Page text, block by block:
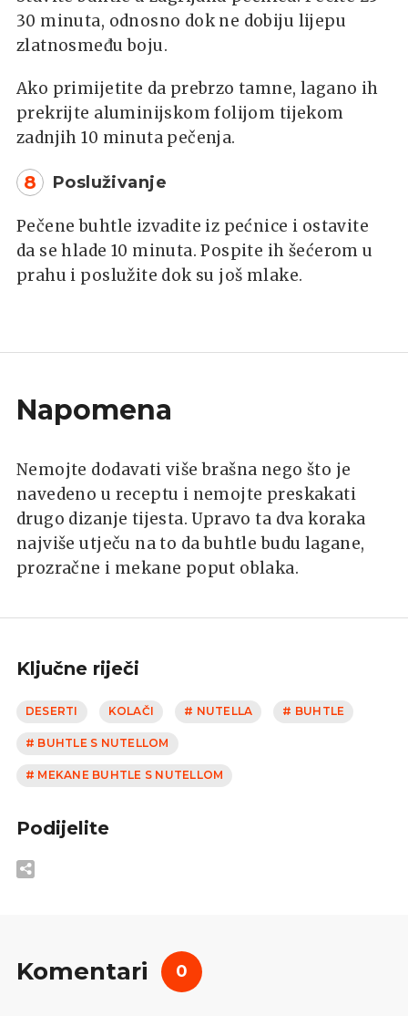
30 minuta, odnosno dok ne dobiju lijepu
zlatnosmeđu boju.
Ako primijetite da prebrzo tamne, lagano ih
prekrijte aluminijskom folijom tijekom
zadnjih 10 minuta pečenja.
8 Posluživanje
Pečene buhtle izvadite iz pećnice i ostavite
da se hlade 10 minuta. Pospite ih šećerom u
prahu i poslužite dok su još mlake.
Napomena
Nemojte dodavati više brašna nego što je
navedeno u receptu i nemojte preskakati
drugo dizanje tijesta. Upravo ta dva koraka
najviše utječu na to da buhtle budu lagane,
prozračne i mekane poput oblaka.
Ključne riječi
DESERTI KOLAČI # NUTELLA # BUHTLE
# BUHTLE S NUTELLOM
# MEKANE BUHTLE S NUTELLOM
Podijelite
Komentari 0